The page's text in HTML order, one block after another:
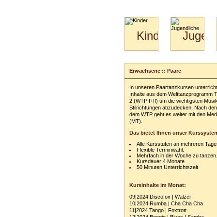
Kinder
Kids
&
Kiga-
Kids
3-
6
Erwachsene :: Paare
In unseren Paartanzkursen
Inhalte aus dem Welttanzprogramm
2 (WTP I+II) um die wichtigsten
Stilrichtungen abzudecken. Nach
dem WTP geht es weiter mit den
(MT).
Das bietet Ihnen unser
Alle Kursstufen an mehreren
Flexible Terminwahl.
Mehrfach in der Woche zu tanzen.
Kursdauer 4 Monate.
50 Minuten Unterrichtszeit.
Kursinhalte im Monat:
09|2024 Discofox | Walzer
10|2024 Rumba | Cha Cha Cha
11|2024 Tango | Foxtrott